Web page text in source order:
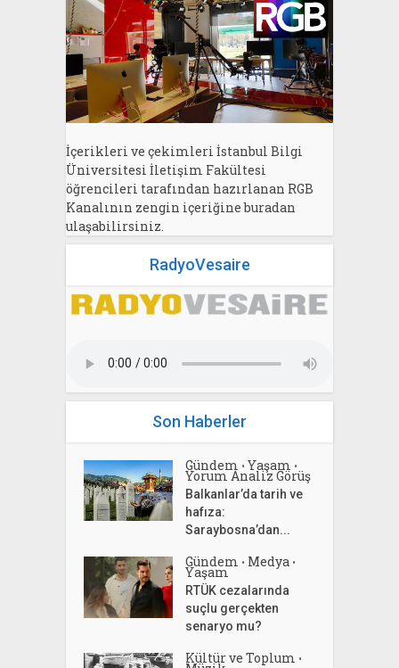
İçerikleri ve çekimleri İstanbul Bilgi
Üniversitesi İletişim Fakültesi
öğrencileri tarafından hazırlanan RGB
Kanalının zengin içeriğine buradan
ulaşabilirsiniz.
RadyoVesaire
Son Haberler
Gündem • Yaşam •
Yorum Analiz Görüş
Balkanlar’da tarih ve
hafıza:
Saraybosna’dan...
Gündem • Medya •
Yaşam
RTÜK cezalarında
suçlu gerçekten
senaryo mu?
Kültür ve Toplum •